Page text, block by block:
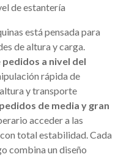
de estantería
está pensada para
de altura y carga.
a nivel del
rápida de
y transporte
de media y gran
acceder a las
total estabilidad. Cada
combina un diseño